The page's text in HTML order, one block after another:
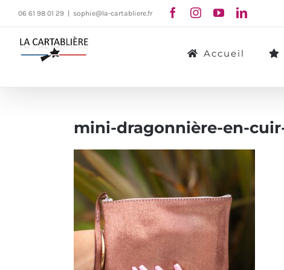
contenu
06 61 98 01 29 sophie@la-cartabliere.fr
Accueil
mini-dragonnière-en-